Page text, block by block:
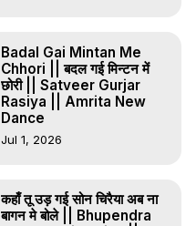
Badal Gai Mintan Me
Chhori || बदल गई मिन्टन में
छोरी || Satveer Gurjar
Rasiya || Amrita New
Dance
Jul 1, 2026
कहाँ तू उड़ गई सोन चिरैया अब ना
बागन मे बोले || Bhupendra